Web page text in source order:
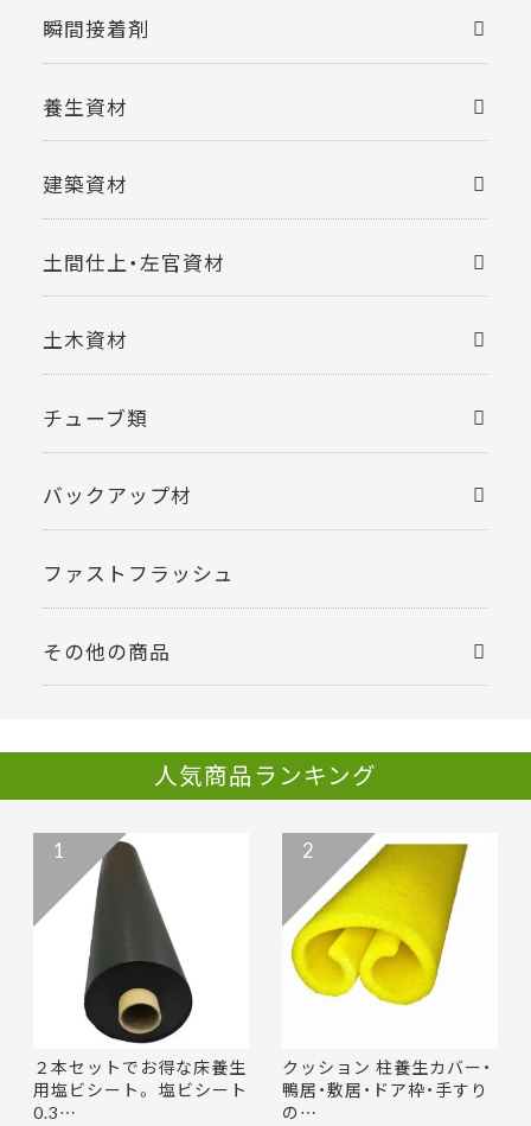
瞬間接着剤
養生資材
建築資材
土間仕上・左官資材
土木資材
チューブ類
バックアップ材
ファストフラッシュ
その他の商品
人気商品ランキング
２本セットでお得な床養生
用塩ビシート。 塩ビシート
0.3…
1
クッション 柱養生カバー・
鴨居・敷居・ドア枠・手すり
の…
2